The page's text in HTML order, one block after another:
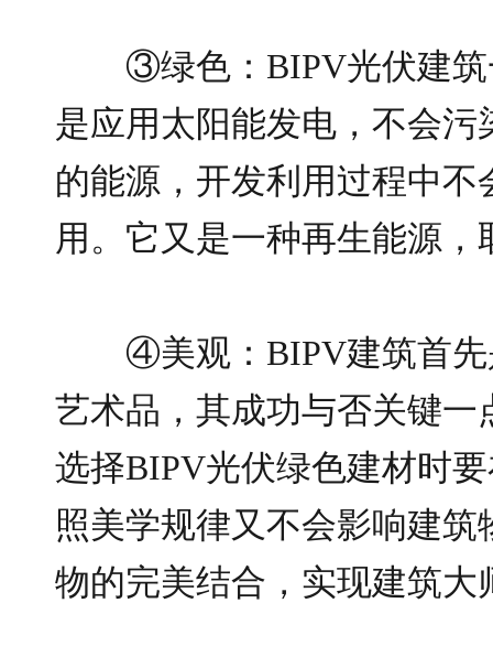
③绿色：BIPV光伏建
是应用太阳能发电，不会
的能源，开发利用过程中
用。它又是一种再生能源
④美观：BIPV建筑首
艺术品，其成功与否关键
选择BIPV光伏绿色建材时
照美学规律又不会影响建
物的完美结合，实现建筑大